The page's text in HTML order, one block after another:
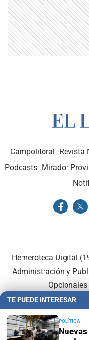
Campolitoral Revista
Podcasts Mirador
Hemeroteca Digital
Administración y
Opcionales
TE PUEDE INTERESAR
POLÍTICA